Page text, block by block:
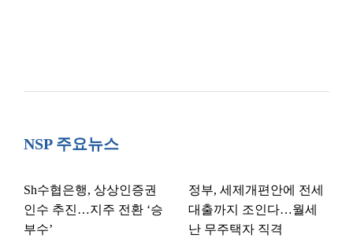
NSP 주요뉴스
Sh수협은행, 상상인증권
인수 추진…지주 전환 ‘승
부수’
정부, 세제개편안에 전세
대출까지 조인다…월세
난 무주택자 직격